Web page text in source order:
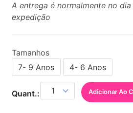
A entrega é normalmente no
expedição
Tamanhos
7- 9 Anos
4- 6 Anos
Quant.: Adicionar Ao